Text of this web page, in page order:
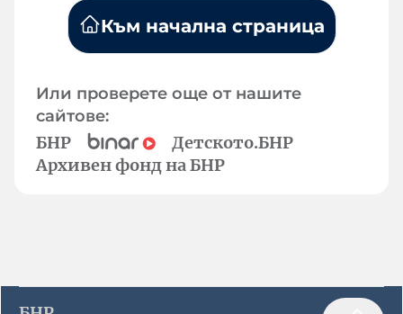
Към начална страница
Или проверете още от нашите
сайтове:
БНР
Детското.БНР
Архивен фонд на БНР